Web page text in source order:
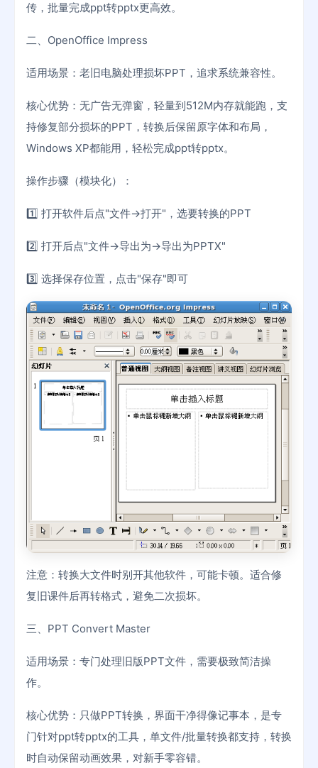
传，批量完成ppt转pptx更高效。
二、OpenOffice Impress
适用场景：老旧电脑处理损坏PPT，追求系统兼容性。
核心优势：无广告无弹窗，轻量到512M内存就能跑，支
持修复部分损坏的PPT，转换后保留原字体和布局，
Windows XP都能用，轻松完成ppt转pptx。
操作步骤（模块化）：
1️⃣ 打开软件后点"文件→打开"，选要转换的PPT
2️⃣ 打开后点"文件→导出为→导出为PPTX"
3️⃣ 选择保存位置，点击"保存"即可
注意：转换大文件时别开其他软件，可能卡顿。适合修
复旧课件后再转格式，避免二次损坏。
三、PPT Convert Master
适用场景：专门处理旧版PPT文件，需要极致简洁操
作。
核心优势：只做PPT转换，界面干净得像记事本，是专
门针对ppt转pptx的工具，单文件/批量转换都支持，转换
时自动保留动画效果，对新手零容错。